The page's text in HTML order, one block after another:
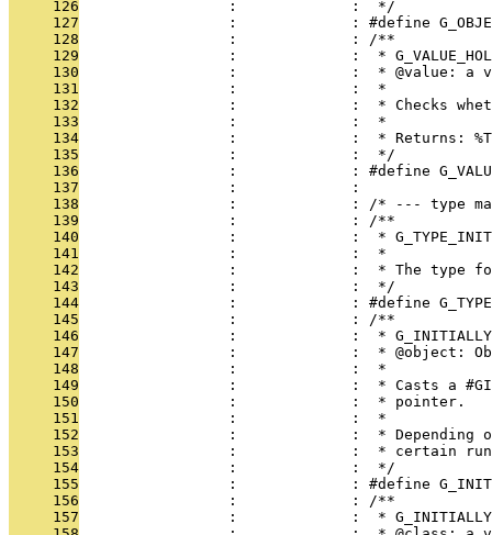
     126
                 :             :  */
     127
:             : #define
     128
                 :             : /**
     129
:             :  *
     130
:             :  * @value: a
     131
                 :             :  *
     132
:             :  * Checks
     133
                 :             :  *
     134
:             :  * Returns:
     135
                 :             :  */
     136
:             : #define
     137
                 :             :
     138
:             : /* --- type
     139
                 :             : /**
     140
:             :  *
     141
                 :             :  *
     142
:             :  * The type
     143
                 :             :  */
     144
:             : #define
     145
                 :             : /**
     146
:             :  *
     147
:             :  * @object:
     148
                 :             :  *
     149
:             :  * Casts a
     150
                 :             :  * pointer.
     151
                 :             :  *
     152
:             :  * Depending
     153
:             :  * certain
     154
                 :             :  */
     155
:             : #define
     156
                 :             : /**
     157
:             :  *